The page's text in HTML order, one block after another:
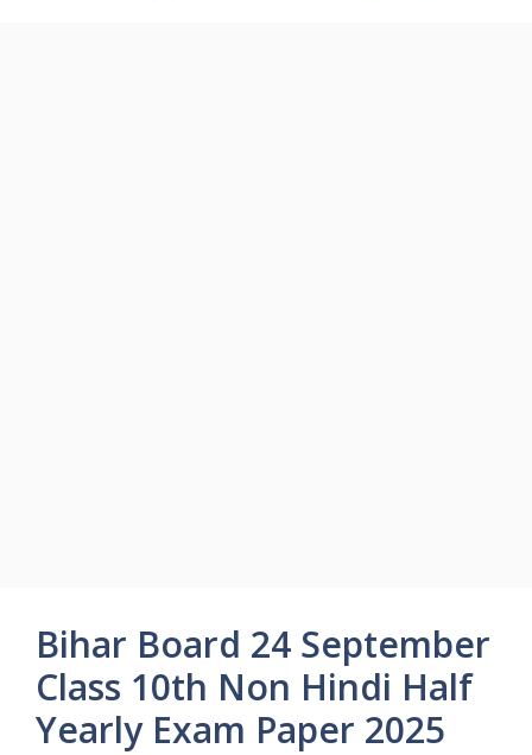
Bihar Board 24 September
Class 10th Non Hindi Half
Yearly Exam Paper 2025